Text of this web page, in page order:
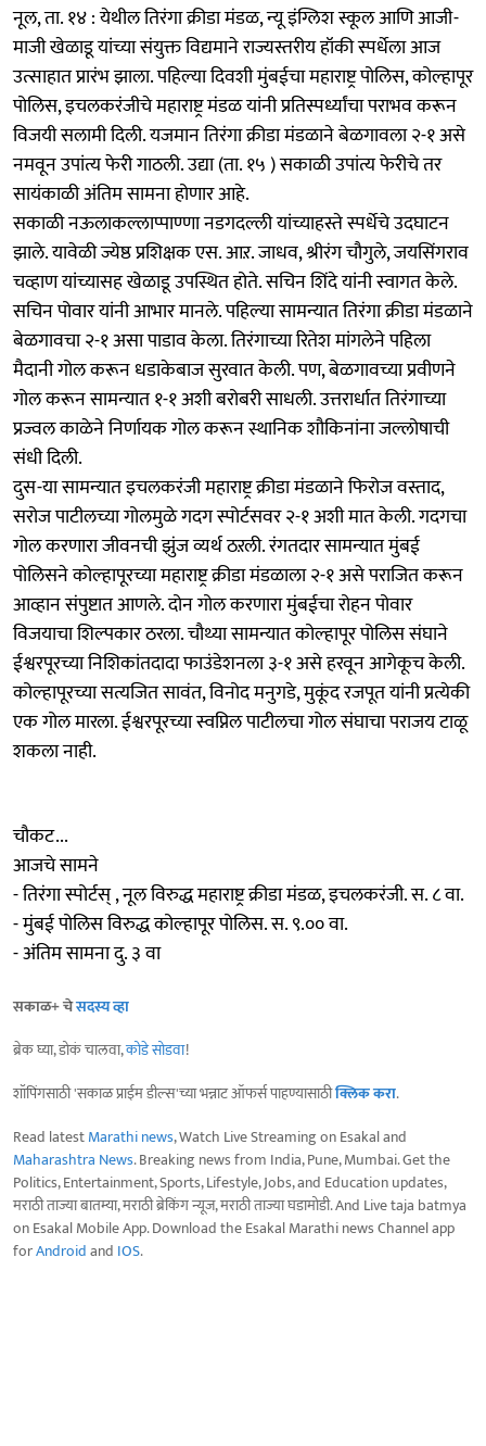
नूल, ता. १४ : येथील तिरंगा क्रीडा मंडळ, न्यू इंग्लिश स्कूल आणि आजी-
माजी खेळाडू यांच्या संयुक्त विद्यमाने राज्यस्तरीय हॉकी स्पर्धेला आज
उत्साहात प्रारंभ झाला. पहिल्या दिवशी मुंबईचा महाराष्ट्र पोलिस, कोल्हापूर
पोलिस, इचलकरंजीचे महाराष्ट्र मंडळ यांनी प्रतिस्पर्ध्यांचा पराभव करून
विजयी सलामी दिली. यजमान तिरंगा क्रीडा मंडळाने बेळगावला २-१ असे
नमवून उपांत्य फेरी गाठली. उद्या (ता. १५ ) सकाळी उपांत्य फेरीचे तर
सायंकाळी अंतिम सामना होणार आहे.
सकाळी नऊलाकल्लाप्पाण्णा नडगदल्ली यांच्याहस्ते स्पर्धेचे उदघाटन
झाले. यावेळी ज्येष्ठ प्रशिक्षक एस. आऱ. जाधव, श्रीरंग चौगुले, जयसिंगराव
चव्हाण यांच्यासह खेळाडू उपस्थित होते. सचिन शिंदे यांनी स्वागत केले.
सचिन पोवार यांनी आभार मानले. पहिल्या सामन्यात तिरंगा क्रीडा मंडळाने
बेळगावचा २-१ असा पाडाव केला. तिरंगाच्या रितेश मांगलेने पहिला
मैदानी गोल करून धडाकेबाज सुरवात केली. पण, बेळगावच्या प्रवीणने
गोल करून सामन्यात १-१ अशी बरोबरी साधली. उत्तरार्धात तिरंगाच्या
प्रज्वल काळेने निर्णायक गोल करून स्थानिक शौकिनांना जल्लोषाची
संधी दिली.
दुस-या सामन्यात इचलकरंजी महाराष्ट्र क्रीडा मंडळाने फिरोज वस्ताद,
सरोज पाटीलच्या गोलमुळे गदग स्पोर्टसवर २-१ अशी मात केली. गदगचा
गोल करणारा जीवनची झुंज व्यर्थ ठऱली. रंगतदार सामन्यात मुंबई
पोलिसने कोल्हापूरच्या महाराष्ट्र क्रीडा मंडळाला २-१ असे पराजित करून
आव्हान संपुष्टात आणले. दोन गोल करणारा मुंबईचा रोहन पोवार
विजयाचा शिल्पकार ठरला. चौथ्या सामन्यात कोल्हापूर पोलिस संघाने
ईश्वरपूरच्या निशिकांतदादा फाउंडेशनला ३-१ असे हरवून आगेकूच केली.
कोल्हापूरच्या सत्यजित सावंत, विनोद मनुगडे, मुकूंद रजपूत यांनी प्रत्येकी
एक गोल मारला. ईश्वरपूरच्या स्वप्निल पाटीलचा गोल संघाचा पराजय टाळू
शकला नाही.
चौकट...
आजचे सामने
- तिरंगा स्पोर्टस् , नूल विरुद्ध महाराष्ट्र क्रीडा मंडळ, इचलकरंजी. स. ८ वा.
- मुंबई पोलिस विरुद्ध कोल्हापूर पोलिस. स. ९.०० वा.
- अंतिम सामना दु. ३ वा
सकाळ+ चेसदस्य व्हा
ब्रेक घ्या, डोकं चालवा,कोडे सोडवा!
शॉपिंगसाठी 'सकाळ प्राईम डील्स'च्या भन्नाट ऑफर्स पाहण्यासाठीक्लिक करा.
Read latestMarathi news, Watch Live Streaming on Esakal and
Maharashtra News. Breaking news from India, Pune, Mumbai. Get the
Politics, Entertainment, Sports, Lifestyle, Jobs, and Education updates,
मराठी ताज्या बातम्या, मराठी ब्रेकिंग न्यूज, मराठी ताज्या घडामोडी. And Live taja batmya
on Esakal Mobile App. Download the Esakal Marathi news Channel app
forAndroidand IOS.